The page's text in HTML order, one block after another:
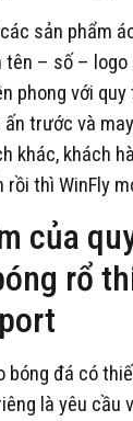
sản phẩm
– số –
phong với
trước và
khác, khách
rồi thì WinFly
của
rổ
bóng đá có
là yêu cầu